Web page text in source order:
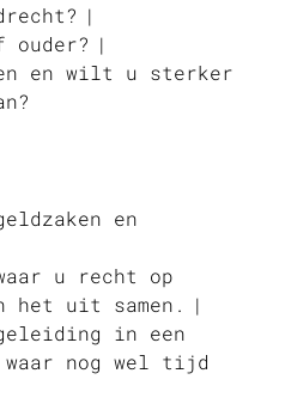
en wilt u sterker
en
u recht op
het uit samen.
in een
waar nog wel tijd